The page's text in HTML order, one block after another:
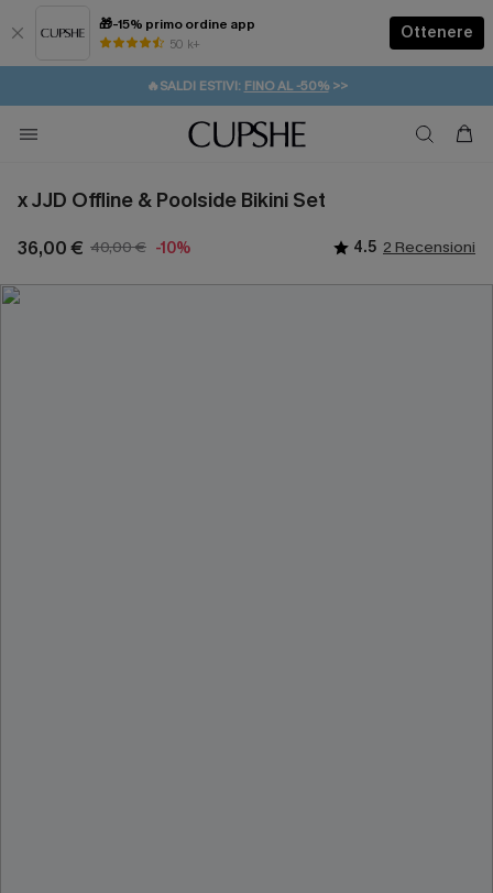
🎁-15% primo ordine app
50 k+
Ottenere
⚡️-15% SUGLI ESSENZIALI DA VACANZA | ACQUISTA
🔥SALDI ESTIVI: FINO AL -50%>>
🚚SPEDIZIONE GRATUITA DA 49€
💌REGALO PER I NUOVI: 20% DI SCONTO*
x JJD Offline & Poolside Bikini Set
36,00 € 40,00 € -10% 4.5 2 Recensioni